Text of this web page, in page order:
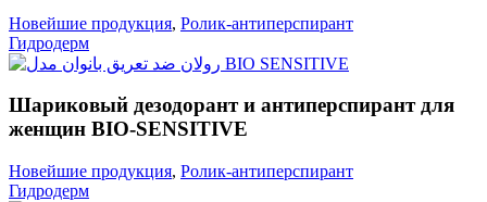
Новейшие продукция, Ролик-антиперспирант
Гидродерм
Шариковый дезодорант и антиперспирант для
женщин BIO-SENSITIVE
Новейшие продукция, Ролик-антиперспирант
Гидродерм